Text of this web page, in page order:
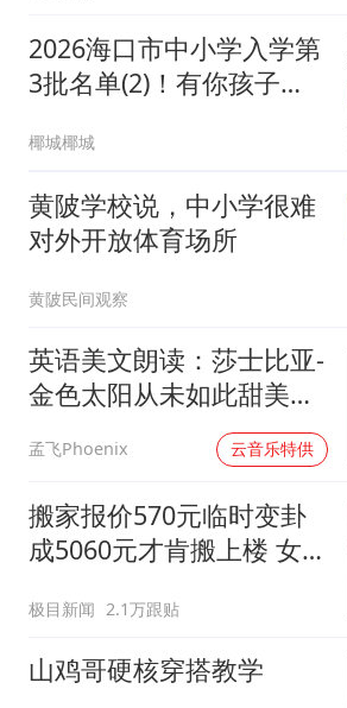
2026海口市中小学入学第
3批名单(2)！有你孩子
椰城椰城
黄陂学校说，中小学很难
对外开放体育场所
黄陂民间观察
英语美文朗读：莎士比亚-
金色太阳从未如此甜美吻
孟飞Phoenix 云音乐特供
搬家报价570元临时变卦
成5060元才肯搬上楼 女子
极目新闻 2.1万跟贴
山鸡哥硬核穿搭教学